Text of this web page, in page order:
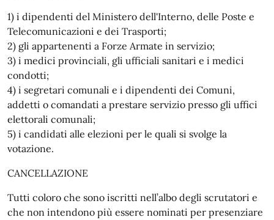
1) i dipendenti del Ministero dell'Interno, delle Poste e
Telecomunicazioni e dei Trasporti;
2) gli appartenenti a Forze Armate in servizio;
3) i medici provinciali, gli ufficiali sanitari e i medici
condotti;
4) i segretari comunali e i dipendenti dei Comuni,
addetti o comandati a prestare servizio presso gli uffici
elettorali comunali;
5) i candidati alle elezioni per le quali si svolge la
votazione.
CANCELLAZIONE
Tutti coloro che sono iscritti nell’albo degli scrutatori e
che non intendono più essere nominati per presenziare